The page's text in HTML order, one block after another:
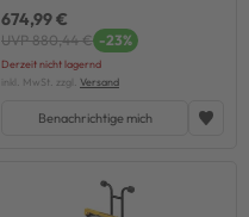
674,99 €
UVP 880,44 € -23%
Derzeit nicht lagernd
inkl. MwSt. zzgl. Versand
Benachrichtige mich